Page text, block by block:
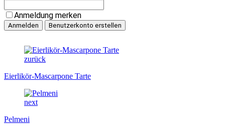
Anmeldung merken
zurück
Eierlikör-Mascarpone Tarte
next
Pelmeni